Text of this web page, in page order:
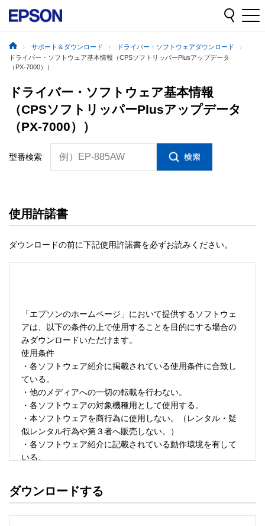
サポート＆ダウンロード
ドライバー・ソフトウェアダウンロード
ドライバー・ソフトウェア基本情報（CPSソフトリッパーPlusアップデータ
（PX-7000））
ドライバー・ソフトウェア基本情報
（CPSソフトリッパーPlusアップデータ
（PX-7000））
型番検索 例）EP-885AW
使用許諾書
ダウンロードの前に下記使用許諾書を必ずお読みください。
「エプソンのホームページ」において提供するソフトウェ
アは、以下の条件の上で使用することを目的にする場合の
みダウンロードいただけます。
使用条件
・各ソフトウェア紹介に掲載されている使用条件に合致し
ている。
・他のメディアへの一切の転載を行わない。
・各ソフトウェアの対象機種用として使用する。
・本ソフトウェアを商行為に使用しない。（レンタル・疑
似レンタル行為や第３者へ販売しない。）
・各ソフトウェア紹介に記載されている動作環境を有して
いる。
・ソフトウェアを改変、またはリバースエンジニアリング
ダウンロードする